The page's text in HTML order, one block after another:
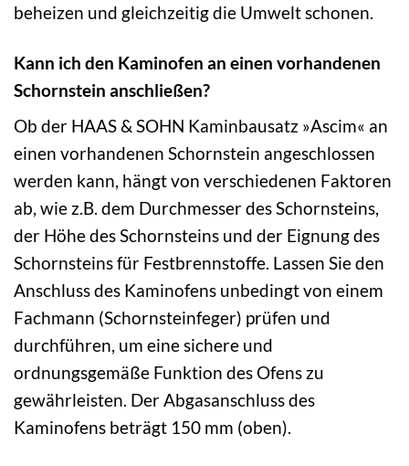
beheizen und gleichzeitig die Umwelt schonen.
Kann ich den Kaminofen an einen vorhandenen
Schornstein anschließen?
Ob der HAAS & SOHN Kaminbausatz »Ascim« an
einen vorhandenen Schornstein angeschlossen
werden kann, hängt von verschiedenen Faktoren
ab, wie z.B. dem Durchmesser des Schornsteins,
der Höhe des Schornsteins und der Eignung des
Schornsteins für Festbrennstoffe. Lassen Sie den
Anschluss des Kaminofens unbedingt von einem
Fachmann (Schornsteinfeger) prüfen und
durchführen, um eine sichere und
ordnungsgemäße Funktion des Ofens zu
gewährleisten. Der Abgasanschluss des
Kaminofens beträgt 150 mm (oben).